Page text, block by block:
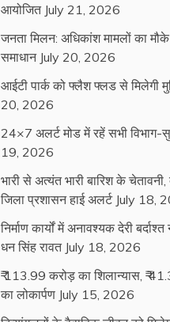
आयोजित July 21, 2026
जनता मिलन: अधिकांश मामलों का
समाधान July 20, 2026
आईटी पार्क को फ्लैश फ्लड से मिलेगी
20, 2026
24×7 अलर्ट मोड में रहें सभी विभाग-
19, 2026
भारी से अत्यंत भारी बारिश के चेतावनी,
जिला प्रशासन हाई अलर्ट July 18,
निर्माण कार्यों में अनावश्यक देरी बर्दाश्त
धन सिंह रावत July 18, 2026
₹ 113.99 करोड़ का शिलान्यास, ₹
का लोकार्पण July 15, 2026